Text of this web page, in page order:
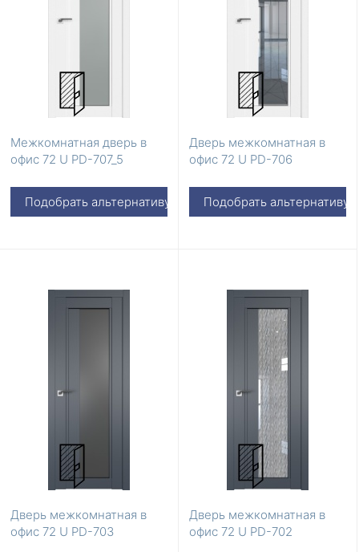
Межкомнатная дверь в
офис 72 U PD-707_5
Подобрать альтернативу
Дверь межкомнатная в
офис 72 U PD-706
Подобрать альтернативу
Дверь межкомнатная в
офис 72 U PD-703
Дверь межкомнатная в
офис 72 U PD-702